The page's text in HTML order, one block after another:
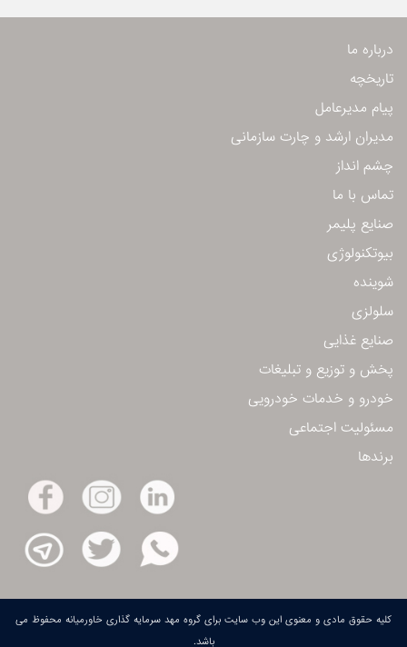
درباره ما
تاریخچه
پیام مدیرعامل
مدیران ارشد و چارت سازمانی
چشم انداز
تماس با ما
صنایع پلیمر
بیوتكنولوژی
شوینده
سلولزی
صنایع غذایی
پخش و توزیع و تبلیغات
خودرو و خدمات خودرویی
مسئولیت اجتماعی
برندها
كلیه حقوق مادی و معنوی این وب سایت برای گروه مهد سرمایه گذاری خاورمیانه محفوظ می
باشد.